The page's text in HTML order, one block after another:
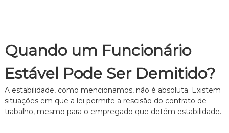
Quando um Funcionário
Estável Pode Ser Demitido?
A estabilidade, como mencionamos, não é absoluta. Existem
situações em que a lei permite a rescisão do contrato de
trabalho, mesmo para o empregado que detém estabilidade.